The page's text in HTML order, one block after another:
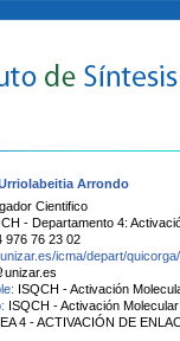
Arrondo
Cientifico
- Departamento 4:
976 76 23 02
icma/depart/
unizar.es
ISQCH - Activación
ISQCH - Activación
4 - ACTIVACIÓN DE